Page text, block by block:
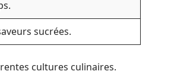
sucrées.
cultures culinaires.